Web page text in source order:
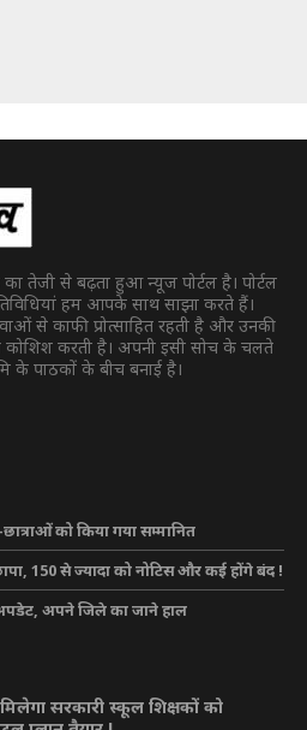
का तेजी से बढ़ता हुआ न्यूज पोर्टल है। पोर्टल
हम आपके साथ साझा करते हैं।
से काफी प्रोत्साहित रहती है और उनकी
कोशिश करती है। अपनी इसी सोच के चलते
के पाठकों के बीच बनाई है।
को किया गया सम्मानित
150 से ज्यादा को नोटिस और कई होंगे बंद !
अपने जिले का जाने हाल
सरकारी स्कूल शिक्षकों को